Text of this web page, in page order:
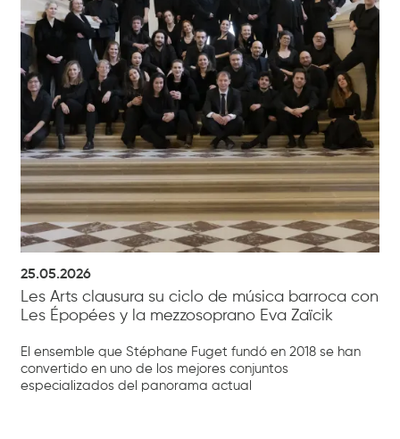
25.05.2026
Les Arts clausura su ciclo de música barroca con
Les Épopées y la mezzosoprano Eva Zaïcik
El ensemble que Stéphane Fuget fundó en 2018 se han
convertido en uno de los mejores conjuntos
especializados del panorama actual